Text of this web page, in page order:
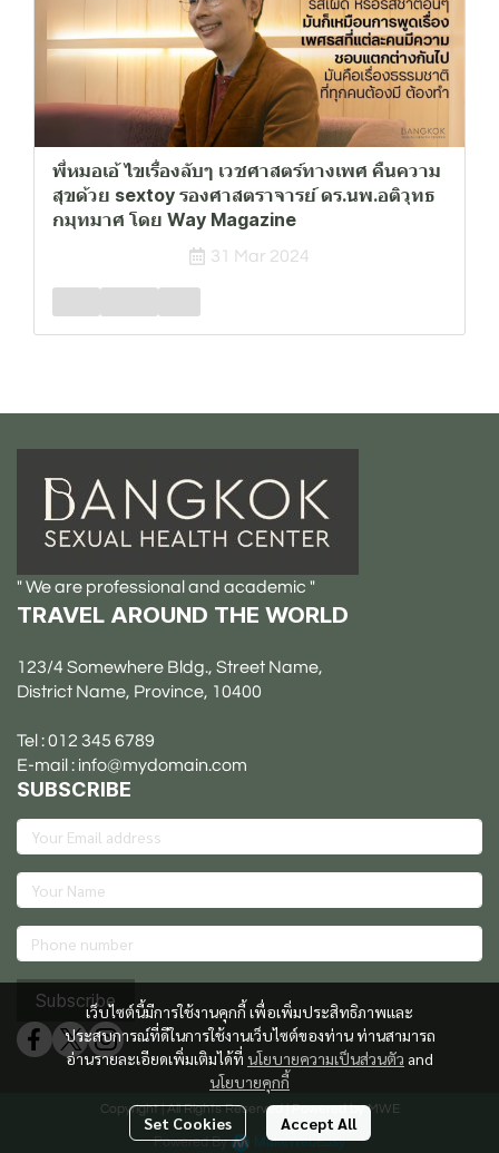
พี่หมอเอ้ ไขเรื่องลับๆ เวชศาสตร์ทางเพศ คืนความ
สุขด้วย sextoy รองศาสตราจารย์ ดร.นพ.อติวุทธ
กมุทมาศ โดย Way Magazine
31 Mar 2024
เว็บไซต์นี้มีการใช้งานคุกกี้ เพื่อเพิ่มประสิทธิภาพและ
ประสบการณ์ที่ดีในการใช้งานเว็บไซต์ของท่าน ท่านสามารถ
อ่านรายละเอียดเพิ่มเติมได้ที่ นโยบายความเป็นส่วนตัว and
นโยบายคุกกี้
Set Cookies Accept All
" We are professional and academic "
TRAVEL AROUND THE WORLD
123/4 Somewhere Bldg., Street Name,
District Name, Province, 10400
Tel : 012 345 6789
E-mail : info@mydomain.com
SUBSCRIBE
Subscribe
Copyright | All Rights Reserved | Powered by MWE
Powered By MakeWebEasy